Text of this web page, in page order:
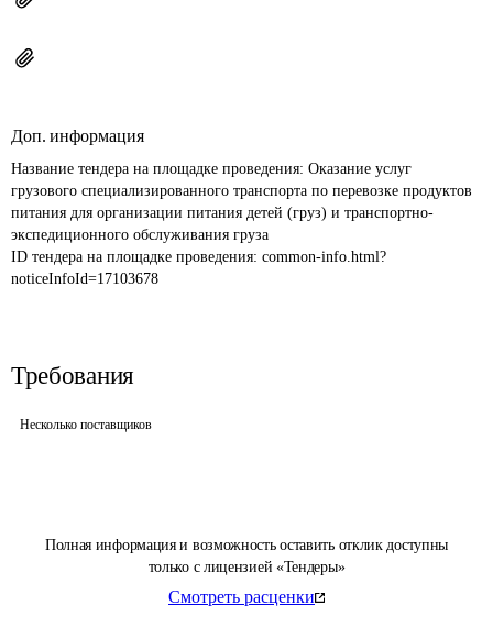
Полная информация и возможность оставить отклик доступны
только с лицензией «Тендеры»
Смотреть расценки
Доп. информация
Название тендера на площадке проведения: Оказание услуг
грузового специализированного транспорта по перевозке продуктов
питания для организации питания детей (груз) и транспортно-
экспедиционного обслуживания груза
ID тендера на площадке проведения: common-info.html?
noticeInfoId=17103678
Требования
Несколько поставщиков